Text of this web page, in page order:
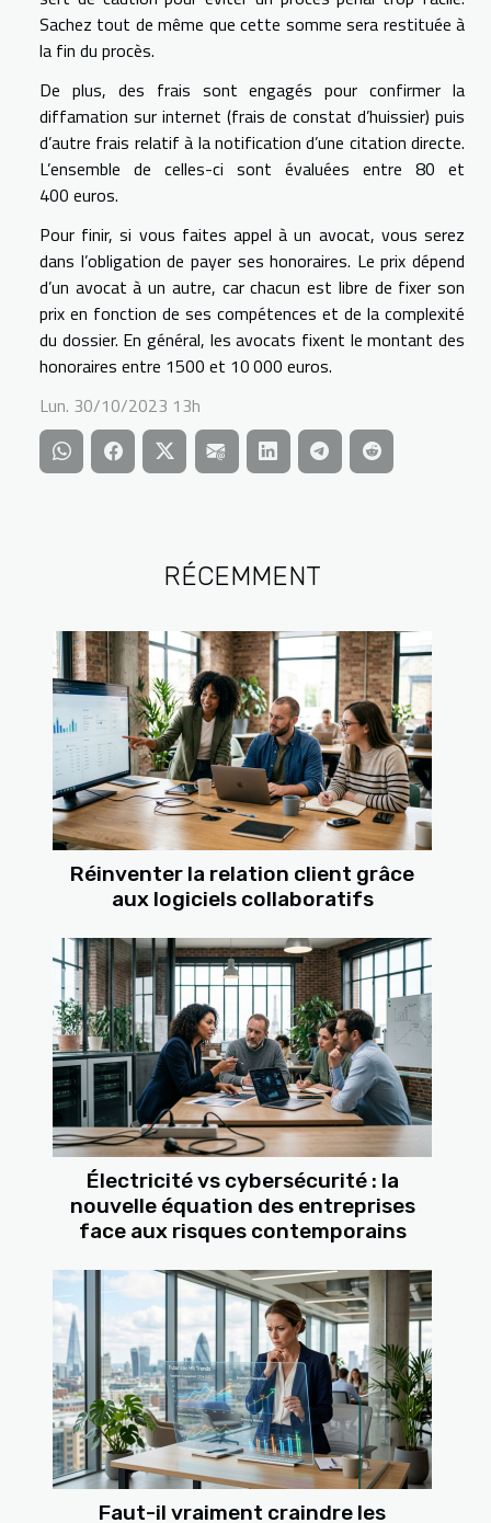
RÉCEMMENT
Réinventer la relation client grâce
aux logiciels collaboratifs
Électricité vs cybersécurité : la
nouvelle équation des entreprises
face aux risques contemporains
Faut-il vraiment craindre les
Sachez tout de même que cette somme sera restituée à
la fin du procès.
De plus, des frais sont engagés pour confirmer la
diffamation sur internet (frais de constat d’huissier) puis
d’autre frais relatif à la notification d’une citation directe.
L’ensemble de celles-ci sont évaluées entre 80 et
400 euros.
Pour finir, si vous faites appel à un avocat, vous serez
dans l’obligation de payer ses honoraires. Le prix dépend
d’un avocat à un autre, car chacun est libre de fixer son
prix en fonction de ses compétences et de la complexité
du dossier. En général, les avocats fixent le montant des
honoraires entre 1500 et 10 000 euros.
Lun. 30/10/2023 13h